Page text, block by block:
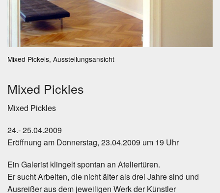
Mixed Pickels, Ausstellungsansicht
Mixed Pickles
Mixed Pickles
24.- 25.04.2009
Eröffnung am Donnerstag, 23.04.2009 um 19 Uhr
Ein Galerist klingelt spontan an Ateliertüren.
Er sucht Arbeiten, die nicht älter als drei Jahre sind und
Ausreißer aus dem jeweiligen Werk der Künstler